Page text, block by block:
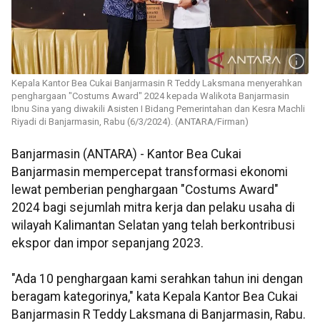
Kepala Kantor Bea Cukai Banjarmasin R Teddy Laksmana menyerahkan
penghargaan "Costums Award" 2024 kepada Walikota Banjarmasin
Ibnu Sina yang diwakili Asisten I Bidang Pemerintahan dan Kesra Machli
Riyadi di Banjarmasin, Rabu (6/3/2024). (ANTARA/Firman)
Banjarmasin (ANTARA) - Kantor Bea Cukai
Banjarmasin mempercepat transformasi ekonomi
lewat pemberian penghargaan "Costums Award"
2024 bagi sejumlah mitra kerja dan pelaku usaha di
wilayah Kalimantan Selatan yang telah berkontribusi
ekspor dan impor sepanjang 2023.
"Ada 10 penghargaan kami serahkan tahun ini dengan
beragam kategorinya," kata Kepala Kantor Bea Cukai
Banjarmasin R Teddy Laksmana di Banjarmasin, Rabu.